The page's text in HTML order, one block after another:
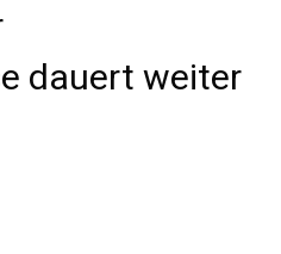
dauert weiter